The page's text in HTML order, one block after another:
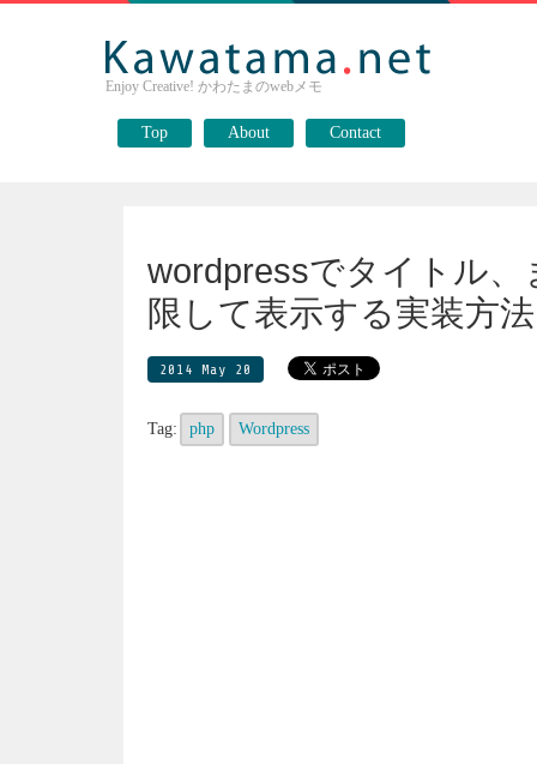
Enjoy Creative! かわたまのwebメモ
Top About Contact
wordpressでタイトル
限して表示する実装方法
2014 May 20
Tag: php Wordpress